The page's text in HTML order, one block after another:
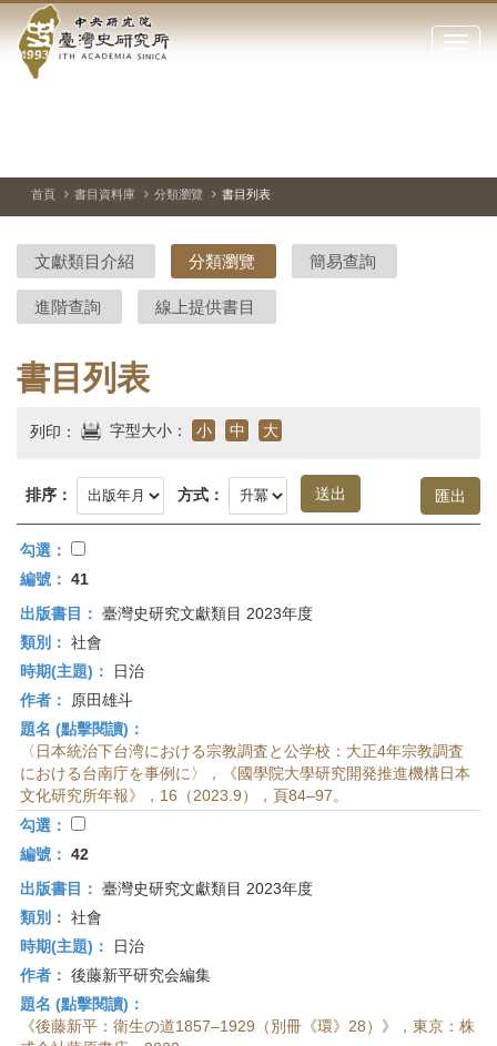
到中
央
院-
臺
灣
史
研
究
首
頁
點
閉
站
停、
圖
圖
結
首頁 書目資料庫 分類瀏覽 書目列表
文獻類目介紹 分類瀏覽 簡易查詢
進階查詢 線上提供書目
書目列表
列印： 字型大小： 小 中 大
排序： 方式：
勾選：
編號： 41
出版書目： 臺灣史研究文獻類目 2023年度
類別： 社會
時期(主題)：
日治
作者：
原田雄斗
題名 (點擊閱讀)：
〈日本統治下台湾における宗教調査と公学校：大正4年宗教調査
における台南庁を事例に〉，《國學院大學研究開発推進機構日本
文化研究所年報》，16（2023.9），頁84–97。
勾選：
編號： 42
出版書目： 臺灣史研究文獻類目 2023年度
類別： 社會
時期(主題)：
日治
作者： 後藤新平研究会編集
題名 (點擊閱讀)：
《後藤新平：衛生の道1857–1929（別冊《環》28）》，東京：株